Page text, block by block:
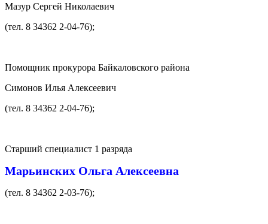
Мазур Сергей Николаевич
(тел. 8 34362 2-04-76);
Помощник прокурора Байкаловского района
Симонов Илья Алексеевич
(тел. 8 34362 2-04-76);
Старший специалист 1 разряда
Марьинских Ольга Алексеевна
(тел. 8 34362 2-03-76);